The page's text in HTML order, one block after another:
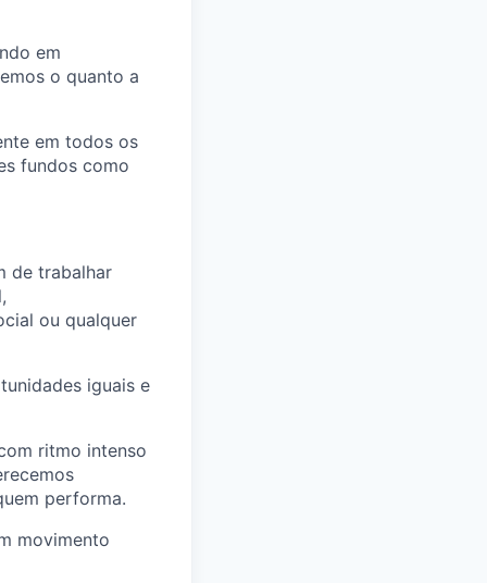
em
o quanto a
em todos os
fundos como
de trabalhar
ou qualquer
iguais e
ritmo intenso
performa.
movimento